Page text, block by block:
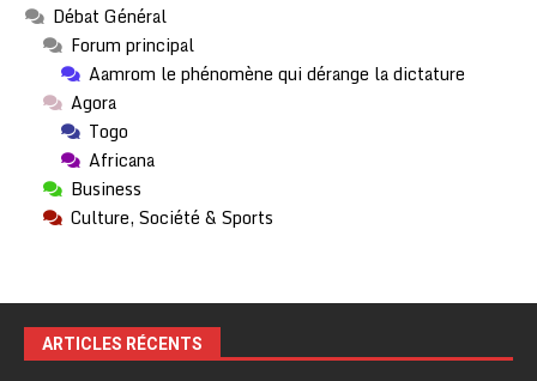
Débat Général
Forum principal
Aamrom le phénomène qui dérange la dictature
Agora
Togo
Africana
Business
Culture, Société & Sports
ARTICLES RÉCENTS